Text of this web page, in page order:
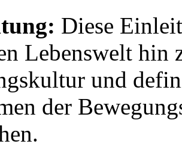
Diese
Lebenswelt hin
und
der